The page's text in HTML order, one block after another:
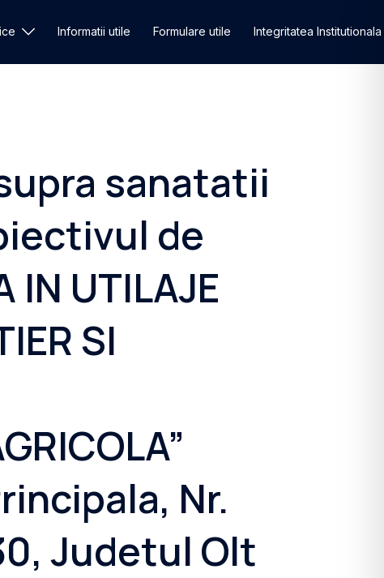
Informatii utile Formulare utile Integritatea Institutionala
sanatatii
de
IN UTILAJE
SI
Nr.
Judetul Olt